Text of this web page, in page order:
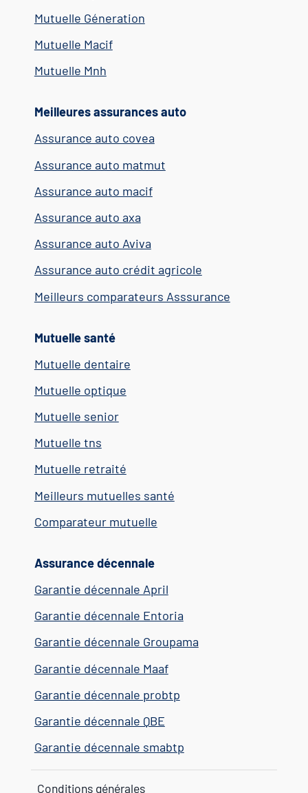
Mutuelle Géneration
Mutuelle Macif
Mutuelle Mnh
Meilleures assurances auto
Assurance auto covea
Assurance auto matmut
Assurance auto macif
Assurance auto axa
Assurance auto Aviva
Assurance auto crédit agricole
Meilleurs comparateurs Asssurance
Mutuelle santé
Mutuelle dentaire
Mutuelle optique
Mutuelle senior
Mutuelle tns
Mutuelle retraité
Meilleurs mutuelles santé
Comparateur mutuelle
Assurance décennale
Garantie décennale April
Garantie décennale Entoria
Garantie décennale Groupama
Garantie décennale Maaf
Garantie décennale probtp
Garantie décennale QBE
Garantie décennale smabtp
Conditions générales